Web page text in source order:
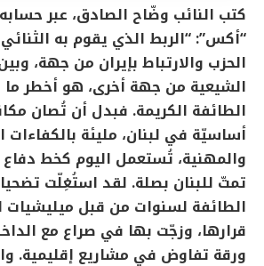
كتب النائب وضّاح الصادق، عبر
“أكس”: “الربط الذي يقوم به
الحزب والارتباط بإيران من جهة،
الشيعية من جهة أخرى، هو أخطر
الطائفة الكريمة. فبدل أن تُصان
أساسيّة في لبنان، مليئة بالكفاءات
والمهنية، تُستعمل اليوم كخط
تمتّ للبنان بصلة. لقد استُغِلّت
الطائفة لسنوات من قبل
قرارها، وزجّت بها في صراع مع
ورقة تفاوض في مشاريع إقليمية.